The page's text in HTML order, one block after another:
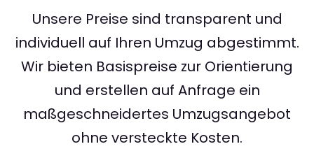
Unsere Preise sind transparent und
individuell auf Ihren Umzug abgestimmt.
Wir bieten Basispreise zur Orientierung
und erstellen auf Anfrage ein
maßgeschneidertes Umzugsangebot
ohne versteckte Kosten.